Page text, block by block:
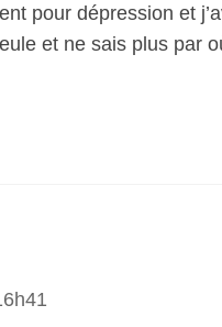
pour dépression et
et ne sais plus par